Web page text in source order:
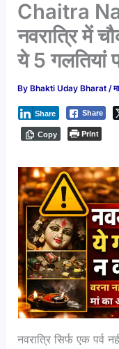
Chaitra
नवरात्रि में
ये 5 गलतियां
By Bhakti Uday Bharat/
Share
Share
Copy Print
नवरात्रि सिर्फ एक पर्व